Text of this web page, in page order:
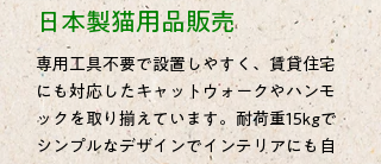
日本製猫用品販売
専用工具不要で設置しやすく、賃貸住宅
にも対応したキャットウォークやハンモ
ックを取り揃えています。耐荷重15kgで
シンプルなデザインでインテリアにも自